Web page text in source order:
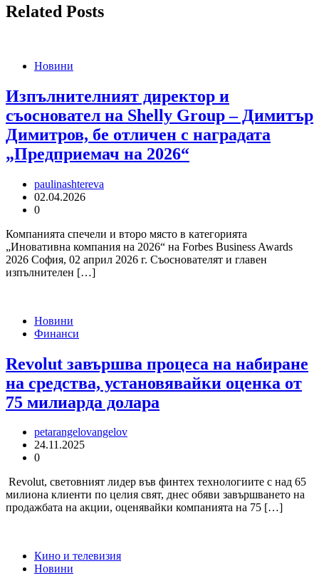
Related Posts
Новини
Изпълнителният директор и
съосновател на Shelly Group – Димитър
Димитров, бе отличен с наградата
„Предприемач на 2026“
paulinashtereva
02.04.2026
0
Компанията спечели и второ място в категорията
„Иновативна компания на 2026“ на Forbes Business Awards
2026 София, 02 април 2026 г. Съоснователят и главен
изпълнителен […]
Новини
Финанси
Revolut завършва процеса на набиране
на средства, установявайки оценка от
75 милиарда долара
petarangelovangelov
24.11.2025
0
Revolut, световният лидер във финтех технологиите с над 65
милиона клиенти по целия свят, днес обяви завършването на
продажбата на акции, оценявайки компанията на 75 […]
Кино и телевизия
Новини